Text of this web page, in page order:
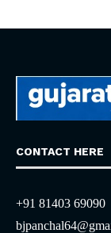
CONTACT HERE
+91 81403 69090